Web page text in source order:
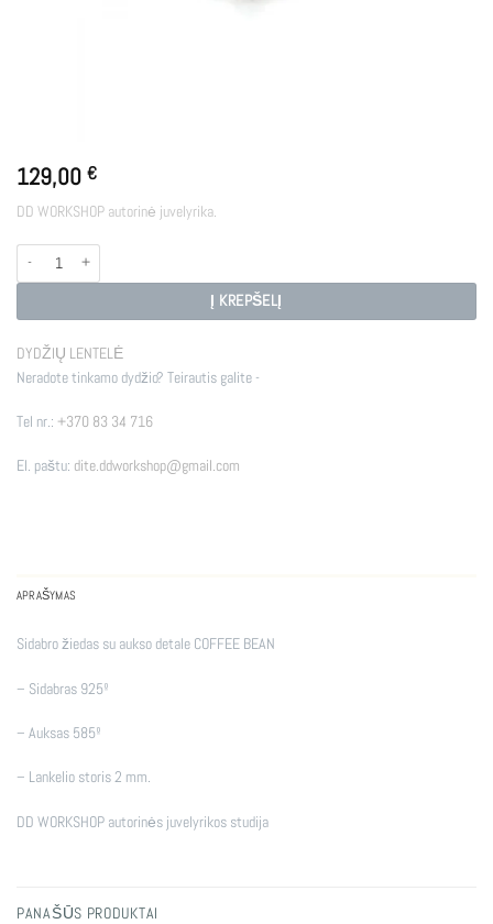
129,00 €
DD WORKSHOP autorinė juvelyrika.
produkto kiekis: COFFEE BEAN
Į KREPŠELĮ
DYDŽIŲ LENTELĖ
Neradote tinkamo dydžio? Teirautis galite -
Tel nr.: +370 83 34 716
El. paštu: dite.ddworkshop@gmail.com
APRAŠYMAS
Sidabro žiedas su aukso detale COFFEE BEAN
– Sidabras 925º
– Auksas 585º
– Lankelio storis 2 mm.
DD WORKSHOP autorinės juvelyrikos studija
PANAŠŪS PRODUKTAI